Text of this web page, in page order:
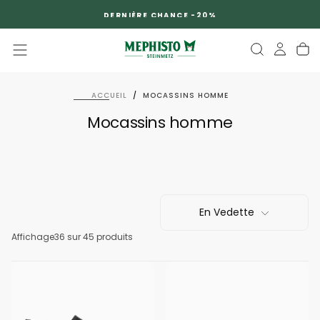
DERNIÈRE CHANCE -20%
ACCUEIL / MOCASSINS HOMME
Mocassins homme
En Vedette
Affichage36 sur 45 produits